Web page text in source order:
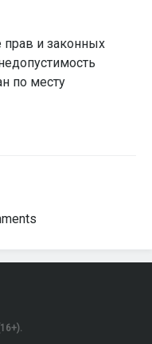
прав и законных
по месту